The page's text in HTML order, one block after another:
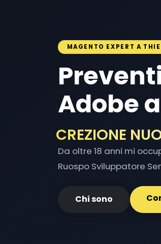
MAGENTO EXPERT A
Adobe
INT|
Da oltre 18 anni mi
Ruospo Sviluppatore
Chi sono